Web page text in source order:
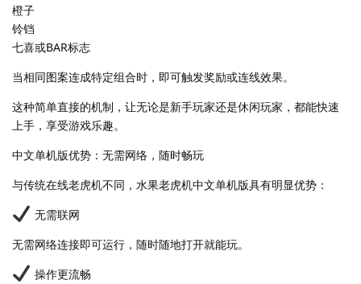
橙子
铃铛
七喜或BAR标志
当相同图案连成特定组合时，即可触发奖励或连线效果。
这种简单直接的机制，让无论是新手玩家还是休闲玩家，都能快速
上手，享受游戏乐趣。
中文单机版优势：无需网络，随时畅玩
与传统在线老虎机不同，水果老虎机中文单机版具有明显优势：
无需联网
无需网络连接即可运行，随时随地打开就能玩。
操作更流畅